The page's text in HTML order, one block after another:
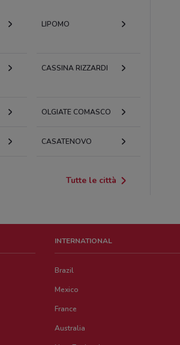
LIPOMO
CASSINA RIZZARDI
OLGIATE COMASCO
CASATENOVO
Tutte le città
INTERNATIONAL
Brazil
Mexico
France
Australia